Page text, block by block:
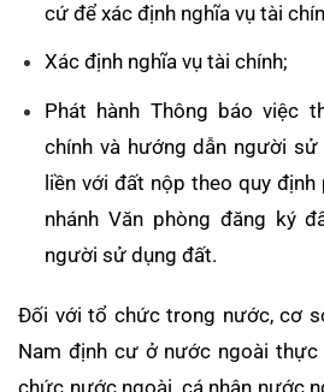
cứ để xác định nghĩa vụ tài
Xác định nghĩa vụ tài chính;
Phát hành Thông báo việc
chính và hướng dẫn người
liền với đất nộp theo quy định
nhánh Văn phòng đăng ký
người sử dụng đất.
Đối với tổ chức trong nước, cơ
Nam định cư ở nước ngoài